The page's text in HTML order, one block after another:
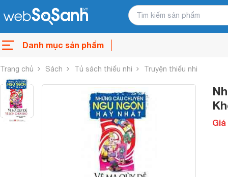
Danh mục sản phẩm
Trang chủ Sách Tủ sách thiếu nhi Truyện thiếu nhi